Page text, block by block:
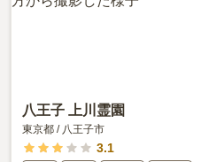
交通利便性 5.0
霊園の最寄り駅、JR鶯谷駅ま
着く。都内のため周辺道路は規
八王子 上川霊園
東京都 / 八王子市
3.1